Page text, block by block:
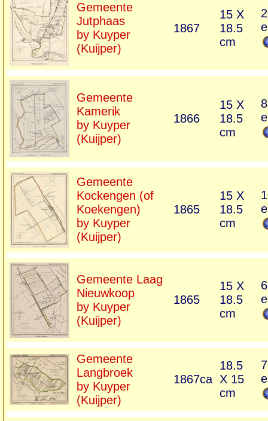
Gemeente
Jutphaas
by Kuyper
(Kuijper)
1867
15 X
18.5
cm
Gemeente
Kamerik
by Kuyper
(Kuijper)
1866
15 X
18.5
cm
Gemeente
Kockengen (of
Koekengen)
by Kuyper
(Kuijper)
1865
15 X
18.5
cm
Gemeente Laag
Nieuwkoop
by Kuyper
(Kuijper)
1865
15 X
18.5
cm
Gemeente
Langbroek
by Kuyper
(Kuijper)
1867ca
18.5
X 15
cm